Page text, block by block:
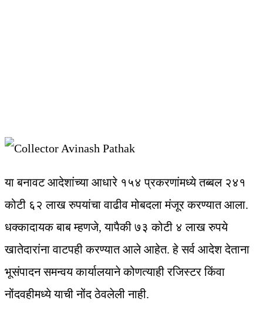
या बनावट आदेशांच्या आधारे १५४ प्रकरणांमध्ये तब्बल २४१
कोटी ६२ लाख रुपयांचा वाढीव मोबदला मंजूर करण्यात आला.
धक्कादायक बाब म्हणजे, यापैकी ७३ कोटी ४ लाख रुपये
खातेदारांना वाटपही करण्यात आले आहेत. हे सर्व आदेश देताना
भूसंपादन समन्वय कार्यालयाने कोणत्याही रजिस्टर किंवा
नोंदवहीमध्ये याची नोंद ठेवलेली नाही.